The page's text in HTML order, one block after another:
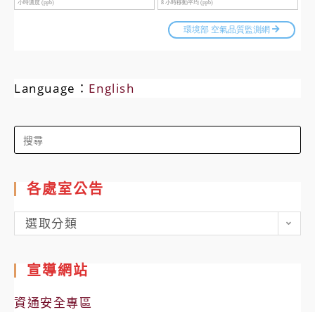
Language： English
Search
for:
各處室公告
各
處
公
告
選取分類
宣導網站
資通安全專區